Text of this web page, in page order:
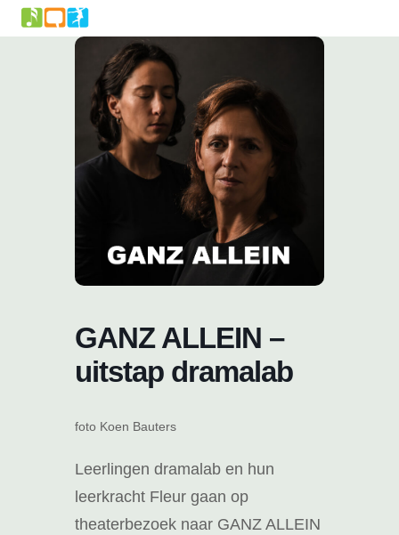
Skip
to
GANZ ALLEIN –
uitstap dramalab
foto Koen Bauters
Leerlingen dramalab en hun
leerkracht Fleur gaan op
theaterbezoek naar GANZ ALLEIN